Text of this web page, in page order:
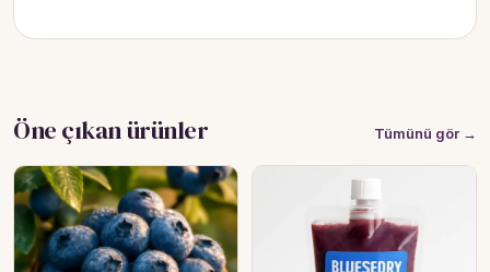
Öne çıkan ürünler Tümünü gör →